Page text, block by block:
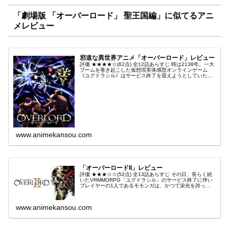
「劇場版 「オーバーロード」 聖王国編」に似てるアニ
メレビュー
邪道な異世界アニメ「オーバーロード」レビュー
評価 ★★★★☆(62点) 全12話あらすじ 時は2138年。一大
ブームを巻き起こした仮想現実体感型オンラインゲーム
《ユグドラシル》はサービス終了を迎えようとしていた。
www.animekansou.com
「オーバーロードII」レビュー
評価 ★★★☆☆(52点) 全13話あらすじ その日、長らく続
いたVRMMORPG「ユグドラシル」のサービス終了に伴い
プレイヤーの1人であるモモンガは、かつて栄光を誇った
www.animekansou.com